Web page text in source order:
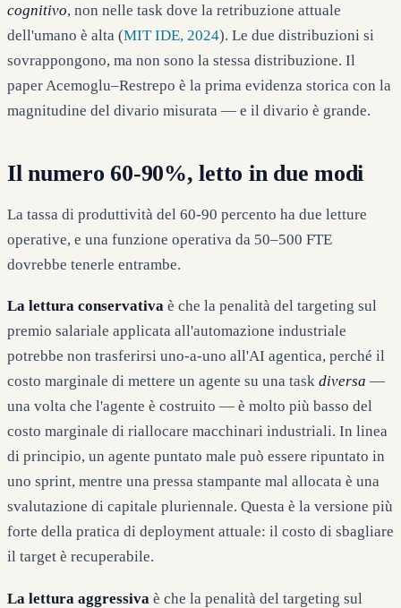
cognitivo, non nelle task dove la retribuzione attuale
dell'umano è alta (MIT IDE, 2024). Le due distribuzioni si
sovrappongono, ma non sono la stessa distribuzione. Il
paper Acemoglu–Restrepo è la prima evidenza storica con la
magnitudine del divario misurata — e il divario è grande.
Il numero 60-90%, letto in due modi
La tassa di produttività del 60-90 percento ha due letture
operative, e una funzione operativa da 50–500 FTE
dovrebbe tenerle entrambe.
La lettura conservativa è che la penalità del targeting sul
premio salariale applicata all'automazione industriale
potrebbe non trasferirsi uno-a-uno all'AI agentica, perché il
costo marginale di mettere un agente su una task diversa —
una volta che l'agente è costruito — è molto più basso del
costo marginale di riallocare macchinari industriali. In linea
di principio, un agente puntato male può essere ripuntato in
uno sprint, mentre una pressa stampante mal allocata è una
svalutazione di capitale pluriennale. Questa è la versione più
forte della pratica di deployment attuale: il costo di sbagliare
il target è recuperabile.
La lettura aggressiva è che la penalità del targeting sul